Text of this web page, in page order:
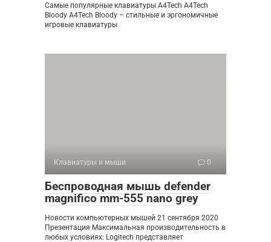
Самые популярные клавиатуры A4Tech A4Tech
Bloody A4Tech Bloody – стильные и эргономичные
игровые клавиатуры
Клавиатуры и мыши 0
Беспроводная мышь defender
magnifico mm-555 nano grey
Новости компьютерных мышей 21 сентября 2020
Презентация Максимальная производительность в
любых условиях: Logitech представляет